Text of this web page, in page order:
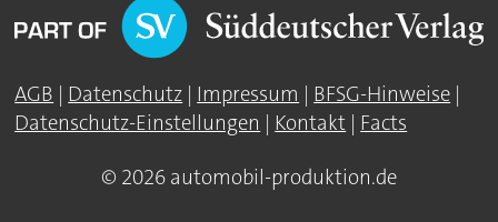
AGB | Datenschutz | Impressum | BFSG-Hinweise |
Datenschutz-Einstellungen | Kontakt | Facts
© 2026 automobil-produktion.de